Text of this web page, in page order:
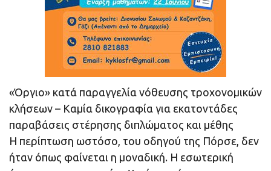
«Όργιο» κατά παραγγελία νόθευσης τροχονομικών
κλήσεων – Καμία δικογραφία για εκατοντάδες
παραβάσεις στέρησης διπλώματος και μέθης
Η περίπτωση ωστόσο, του οδηγού της Πόρσε, δεν
ήταν όπως φαίνεται η μοναδική. Η εσωτερική